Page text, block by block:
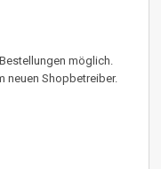
möglich.
neuen Shopbetreiber.